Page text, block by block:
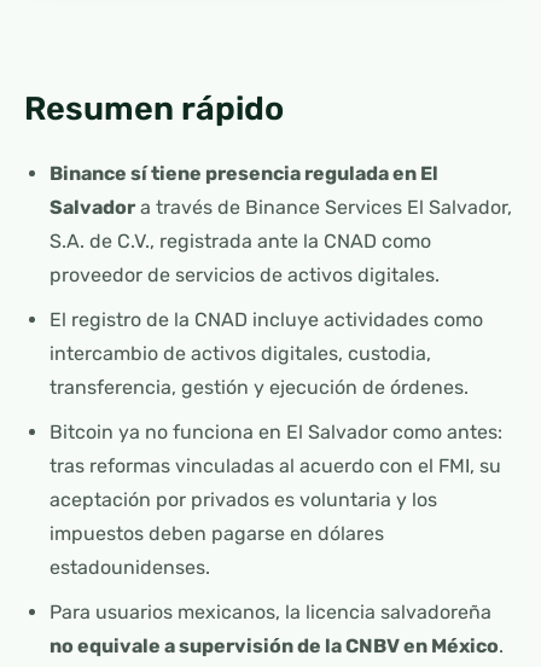
Resumen rápido
Binance sí tiene presencia regulada en El
Salvadora través de Binance Services El Salvador,
S.A. de C.V., registrada ante la CNAD como
proveedor de servicios de activos digitales.
El registro de la CNAD incluye actividades como
intercambio de activos digitales, custodia,
transferencia, gestión y ejecución de órdenes.
Bitcoin ya no funciona en El Salvador como antes:
tras reformas vinculadas al acuerdo con el FMI, su
aceptación por privados es voluntaria y los
impuestos deben pagarse en dólares
estadounidenses.
Para usuarios mexicanos, la licencia salvadoreña
no equivale a supervisión de la CNBV en México.